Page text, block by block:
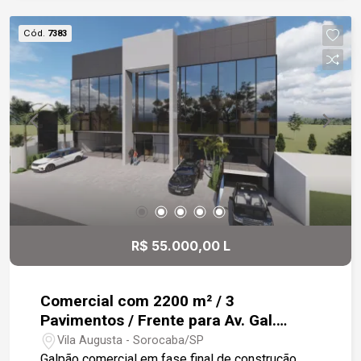
Cód. 7383
R$ 55.000,00 L
Comercial com 2200 m² / 3
Pavimentos / Frente para Av. Gal.
Carneiro e Acesso também pela rua
Vila Augusta - Sorocaba/SP